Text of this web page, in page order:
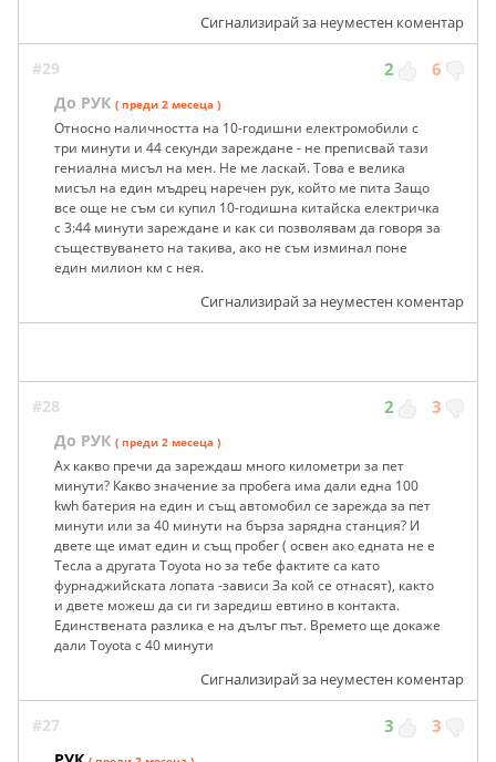
Сигнализирай за неуместен коментар
#29 2 6
До РУК ( преди 2 месеца )
Относно наличността на 10-годишни електромобили с
три минути и 44 секунди зареждане - не преписвай тази
гениална мисъл на мен. Не ме ласкай. Това е велика
мисъл на един мъдрец наречен рук, който ме пита Защо
все още не съм си купил 10-годишна китайска електричка
с 3:44 минути зареждане и как си позволявам да говоря за
съществуването на такива, ако не съм изминал поне
един милион км с нея.
Сигнализирай за неуместен коментар
#28 2 3
До РУК ( преди 2 месеца )
Ах какво пречи да зареждаш много километри за пет
минути? Какво значение за пробега има дали една 100
kwh батерия на един и същ автомобил се зарежда за пет
минути или за 40 минути на бърза зарядна станция? И
двете ще имат един и същ пробег ( освен ако едната не е
Тесла а другата Toyota но за тебе фактите са като
фурнаджийската лопата -зависи За кой се отнасят), както
и двете можеш да си ги заредиш евтино в контакта.
Единствената разлика е на дълъг път. Времето ще докаже
дали Toyota с 40 минути
Сигнализирай за неуместен коментар
#27 3 3